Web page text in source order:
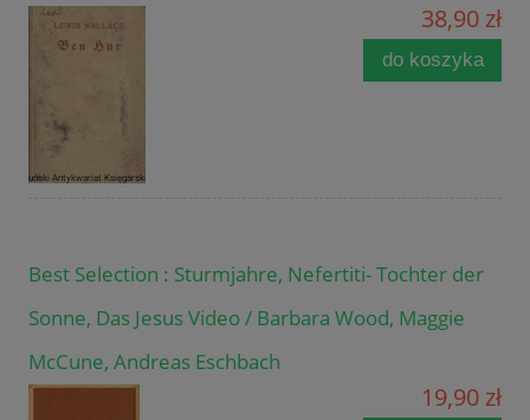
38,90 zł
do koszyka
Best Selection : Sturmjahre, Nefertiti- Tochter der
Sonne, Das Jesus Video / Barbara Wood, Maggie
McCune, Andreas Eschbach
19,90 zł